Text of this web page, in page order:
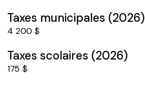
Taxes municipales (2026)
4 200 $
Taxes scolaires (2026)
175 $